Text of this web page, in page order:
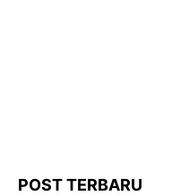
POST TERBARU